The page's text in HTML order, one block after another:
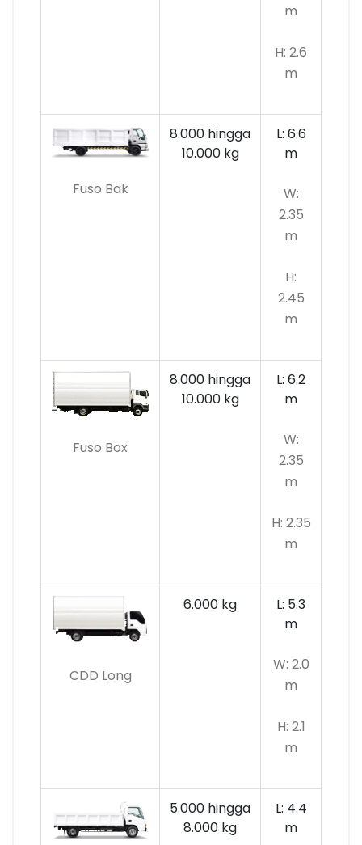
m
H: 2.6
m
Fuso Bak
8.000 hingga
10.000kg
L: 6.6
m
W:
2.35
m
H:
2.45
m
Fuso Box
8.000 hingga
10.000 kg
L: 6.2
m
W:
2.35
m
H: 2.35
m
CDD Long
6.000 kg
L: 5.3
m
W: 2.0
m
H: 2.1
m
5.000 hingga
8.000 kg
L: 4.4
m